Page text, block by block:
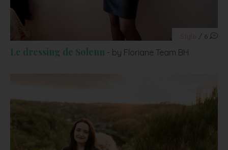
/ 6
Le dressing de Solenn - by Floriane Team BH